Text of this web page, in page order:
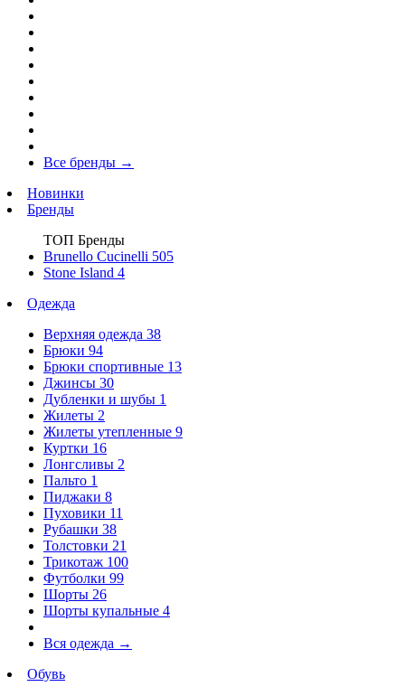
Все бренды →
Новинки
Бренды
ТОП Бренды
Brunello Cucinelli 505
Stone Island 4
Одежда
Верхняя одежда 38
Брюки 94
Брюки спортивные 13
Джинсы 30
Дубленки и шубы 1
Жилеты 2
Жилеты утепленные 9
Куртки 16
Лонгсливы 2
Пальто 1
Пиджаки 8
Пуховики 11
Рубашки 38
Толстовки 21
Трикотаж 100
Футболки 99
Шорты 26
Шорты купальные 4
Вся одежда →
Обувь